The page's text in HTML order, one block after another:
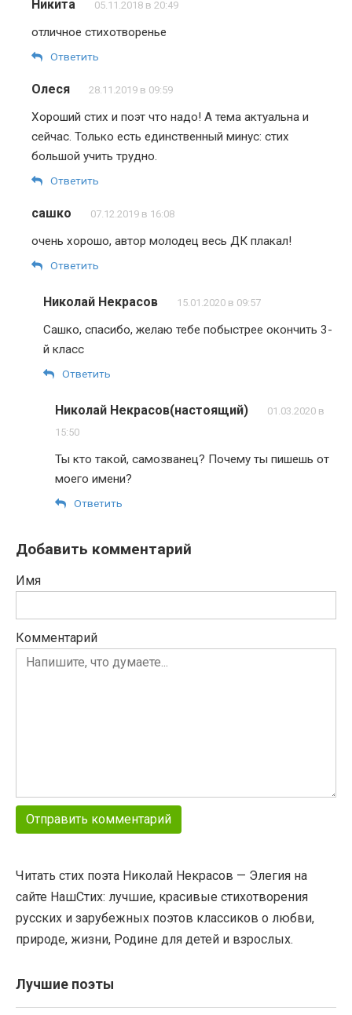
Никита 05.11.2018 в 20:49
отличное стихотворенье
Ответить
Олеся 28.11.2019 в 09:59
Хороший стих и поэт что надо! А тема актуальна и
сейчас. Только есть единственный минус: стих
большой учить трудно.
Ответить
сашко 07.12.2019 в 16:08
очень хорошо, автор молодец весь ДК плакал!
Ответить
Николай Некрасов 15.01.2020 в 09:57
Сашко, спасибо, желаю тебе побыстрее окончить 3-
й класс
Ответить
Николай Некрасов(настоящий)
01.03.2020 в
15:50
Ты кто такой, самозванец? Почему ты пишешь от
моего имени?
Ответить
Добавить комментарий
Имя
Комментарий
Читать стих поэта Николай Некрасов — Элегия на
сайте НашСтих: лучшие, красивые стихотворения
русских и зарубежных поэтов классиков о любви,
природе, жизни, Родине для детей и взрослых.
Лучшие поэты